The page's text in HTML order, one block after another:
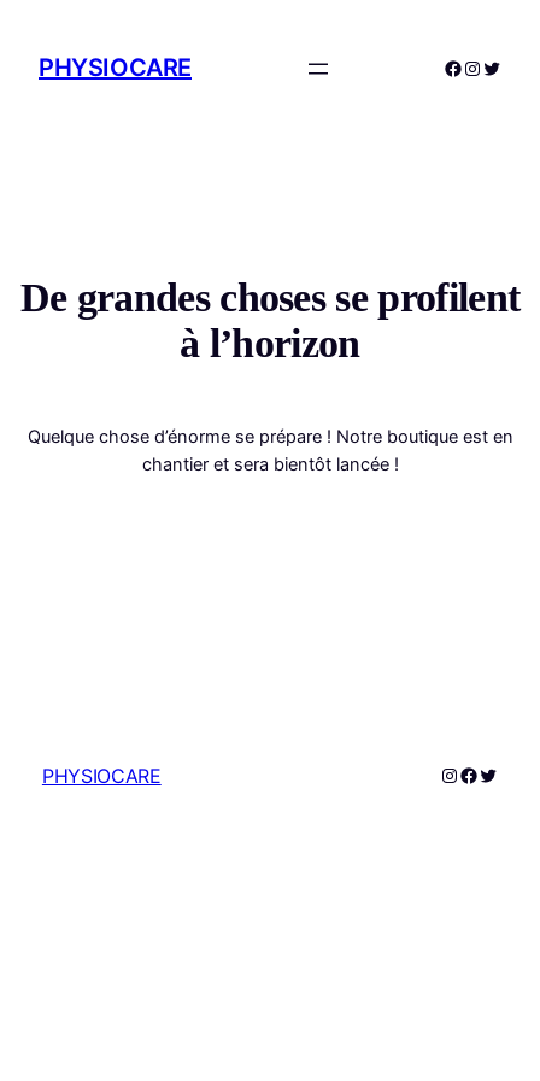
PHYSIOCARE Facebook
De grandes choses se profilent
à l’horizon
Quelque chose d’énorme se prépare ! Notre boutique est en
chantier et sera bientôt lancée !
PHYSIOCARE Instagram